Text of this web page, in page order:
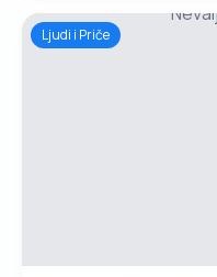
največi maslinik i
površini od 50 hektara gdje je
Ljudi i Priče